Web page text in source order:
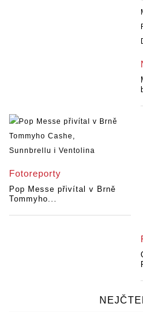
Fotoreporty
Pop Messe přivítal v Brně
Tommyho...